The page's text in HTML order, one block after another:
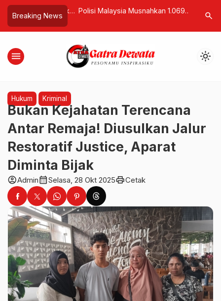
Breaking News
Goreng Bekas
Polisi Malaysia Musnahkan 1.069
Kerugian Negara Tembus Rp28
Miliar
Triksearch
menu light_mode
Hukum Kriminal
Bukan Kejahatan Terencana
Antar Remaja! Diusulkan Jalur
Restoratif Justice, Aparat
Diminta Bijak
account_circleAdmincalendar_monthSelasa, 28 Okt 2025printCetak